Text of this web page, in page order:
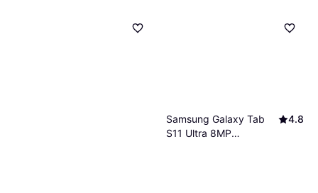
Samsung Galaxy Tab
S11 Ultra 8MP
4.8